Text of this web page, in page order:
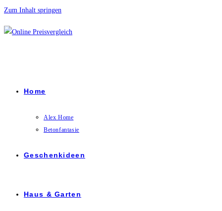
Zum Inhalt springen
Home
Alex Home
Betonfantasie
Geschenkideen
Haus & Garten